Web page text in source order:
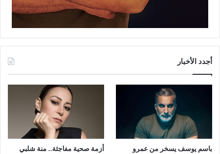
أجدد الأخبار
باسم يوسف يسخر من عمرو
أزمة صحية مفاجئة.. منة شلبي